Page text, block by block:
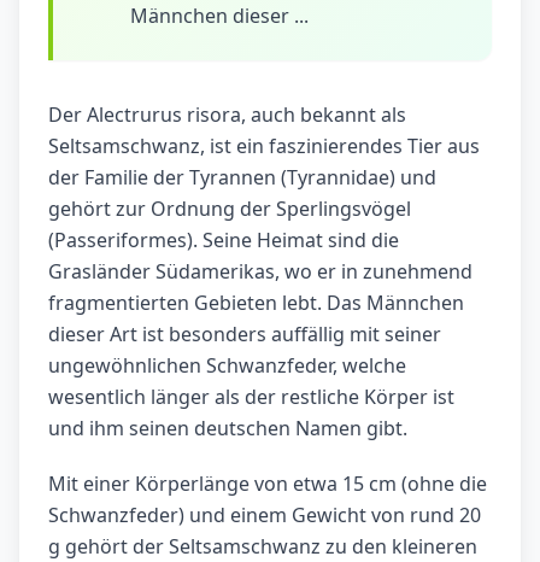
Männchen dieser ...
Der Alectrurus risora, auch bekannt als
Seltsamschwanz, ist ein faszinierendes Tier aus
der Familie der Tyrannen (Tyrannidae) und
gehört zur Ordnung der Sperlingsvögel
(Passeriformes). Seine Heimat sind die
Grasländer Südamerikas, wo er in zunehmend
fragmentierten Gebieten lebt. Das Männchen
dieser Art ist besonders auffällig mit seiner
ungewöhnlichen Schwanzfeder, welche
wesentlich länger als der restliche Körper ist
und ihm seinen deutschen Namen gibt.
Mit einer Körperlänge von etwa 15 cm (ohne die
Schwanzfeder) und einem Gewicht von rund 20
g gehört der Seltsamschwanz zu den kleineren